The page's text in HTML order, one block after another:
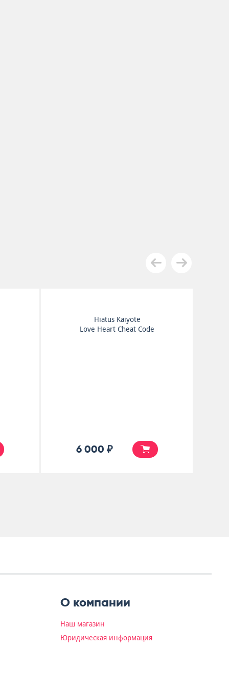
Hiatus Kaiyote
Love Heart Cheat Code
6 000 ₽
О компании
Наш магазин
Юридическая информация